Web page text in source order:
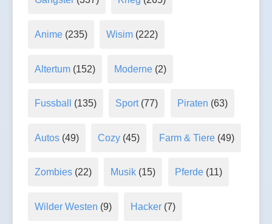
Anime(235) Wisim (222)
Altertum(152) Moderne (2)
Fussball (135) Sport(77) Piraten (63)
Autos(49) Cozy (45) Farm & Tiere(49)
Zombies(22) Musik (15) Pferde(11)
Wilder Westen (9) Hacker (7)